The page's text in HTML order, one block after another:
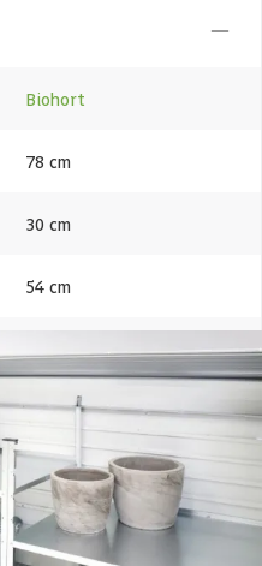
Biohort
78 cm
30 cm
54 cm
Out of stock
Staal
21-007-0504-0
9003414750159